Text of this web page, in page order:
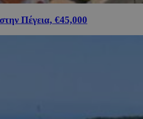
Πέγεια, €45,000